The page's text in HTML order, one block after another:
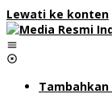
Lewati ke konten
Tambahkan